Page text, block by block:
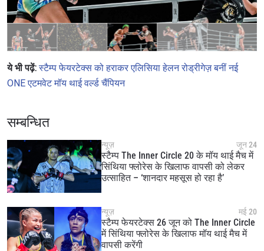
ये भी पढ़ें: स्टैम्प फेयरटेक्स को हराकर एलिसिया हेलन रोड्रीगेज़ बनीं नई
ONE एटमवेट मॉय थाई वर्ल्ड चैंपियन
सम्बन्धित
न्यूज़ जून 24
स्टैम्प The Inner Circle 20 के मॉय थाई मैच में
सिंथिया फ्लोरेस के खिलाफ वापसी को लेकर
उत्साहित – ‘शानदार महसूस हो रहा है’
न्यूज़ मई 20
स्टैम्प फेयरटेक्स 26 जून को The Inner Circle
में सिंथिया फ्लोरेस के खिलाफ मॉय थाई मैच में
वापसी करेंगी